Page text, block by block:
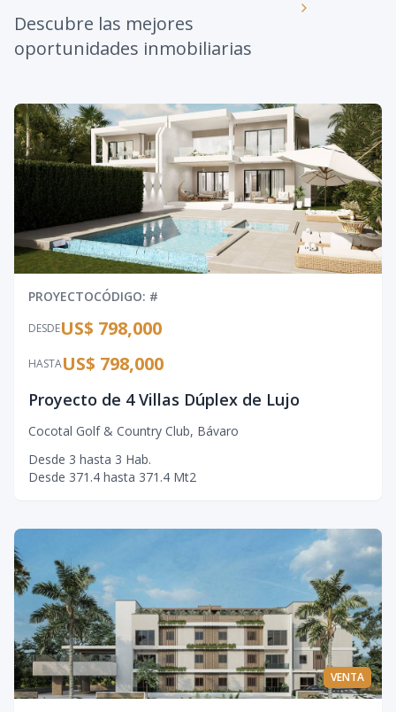
Descubre las mejores
oportunidades inmobiliarias
PROYECTOCÓDIGO: #
DESDEUS$ 798,000
HASTAUS$ 798,000
Proyecto de 4 Villas Dúplex de Lujo
Cocotal Golf & Country Club, Bávaro
Desde 3 hasta 3 Hab.
Desde 371.4 hasta 371.4 Mt2
VENTA